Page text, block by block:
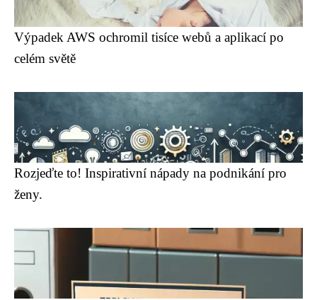
Výpadek AWS ochromil tisíce webů a aplikací po
celém světě
Rozjeďte to! Inspirativní nápady na podnikání pro
ženy.